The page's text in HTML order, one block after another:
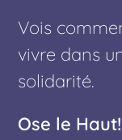
Vois
vivre dans
solidarité.
Ose le